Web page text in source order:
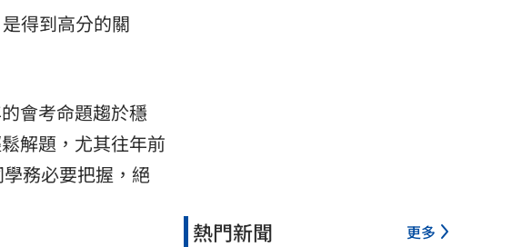
得到高分的關
會考命題趨於穩
解題，尤其往年前
務必要把握，絕
熱門新聞 更多